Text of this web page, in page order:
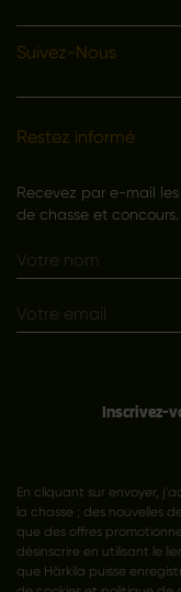
Suivez-Nous
Restez informé
Recevez par e-mail
de chasse et concours.
Inscrivez-
En cliquant sur envoyer,
la chasse ; des nouvelles
que des offres
désinscrire en utilisant le
que Härkila puisse